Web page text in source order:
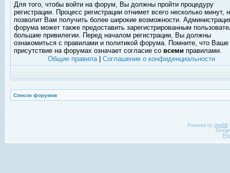
Для того, чтобы войти на форум, Вы должны пройти процедуру
регистрации. Процесс регистрации отнимет всего несколько минут,
позволит Вам получить более широкие возможности.
форума может также предоставить зарегистрированным
большие привилегии. Перед началом регистрации, Вы должны
ознакомиться с правилами и политикой форума. Помните, что Ваше
присутствие на форумах означает согласие со всеми правилами.
Общие правила| Соглашение о конфиденциальности
Список форумов
Powered by phpBB